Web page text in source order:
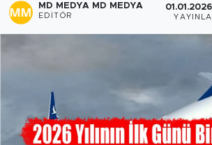
MD MEDYA MD MEDYA
EDITÖR
01.01.2026
Siyaset
Sağlık